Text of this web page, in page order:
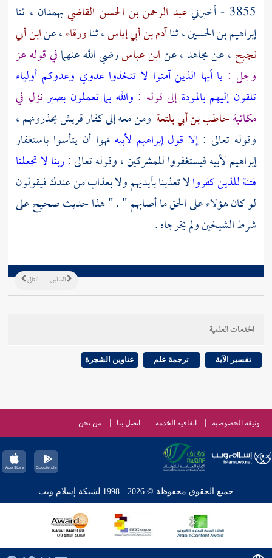
3855 - أخبرني
عبد الرحمن بن الحسن القاضيبهمدان ، ثنا
إبراهيم بن الحسين، ثناآدم بن أبي إياس، ثناورقاء، عنابن أبي
نجيح ، عنمجاهد، عنابن عباسرضي الله عنهمافي قوله عز
وجل : يا أيها الذين آمنوا لا تتخذوا عدوي وعدوكم أولياء
تلقون إليهم بالمودةإلى قوله : والله بما تعملون بصيرنزل في
مكاتبةحاطب بن أبي بلتعة ومن معه إلى كفارقريشيحذرونهم ،
وقوله تعالى :إلا قول إبراهيم لأبيهنهوا أن يتأسوا باستغفار
إبراهيملأبيه فيستغفروا للمشركين ، وقوله تعالى :ربنا لا تجعلنا
فتنة للذين كفروالا تعذبنا بأيديهم ولا بعذاب من عندك فيقولون
لو كان هؤلاء على الحق ما أصابهم " . " هذا حديث صحيح على
شرط الشيخين ولم يخرجاه .
التالي السابق
الخدمات العلمية
تفسير الآية ترجمة علم عناوين الشجرة
وثيقة الخصوصية اتفاقية الخدمة اتصل بنا من نحن
جميع الحقوق محفوظة © 2026 - 1998 لشبكة إسلام ويب